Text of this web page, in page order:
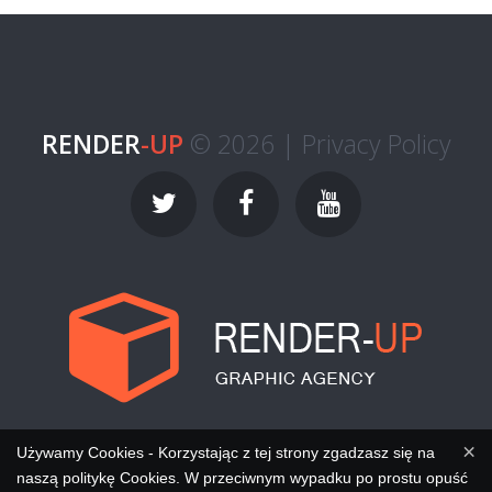
RENDER-UP © 2026 | Privacy Policy
×
Używamy Cookies - Korzystając z tej strony zgadzasz się na
naszą politykę Cookies. W przeciwnym wypadku po prostu opuść